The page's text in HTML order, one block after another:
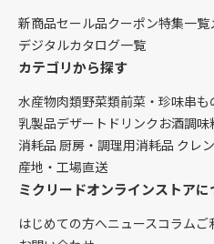
新商品セール品クーポン特集一覧
デジタルカタログ一覧
カテゴリから探す
水産物肉類野菜類前菜・珍味串も
乳製品デザート ドリンク お酒調味
消耗品 厨房・調理用消耗品 クレ
産地・工場直送
ミクリードオンラインストアに
はじめての方へニュースコラムご